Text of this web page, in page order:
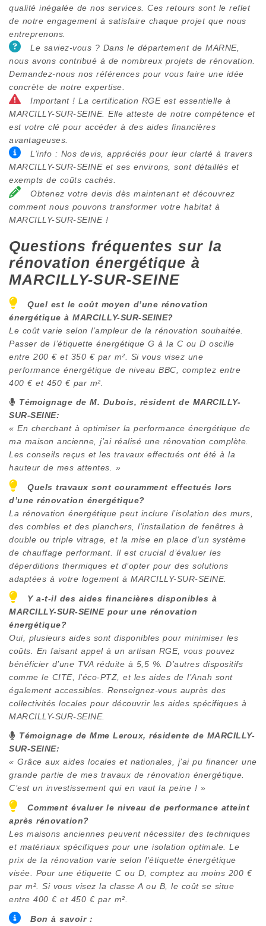
qualité inégalée de nos services. Ces retours sont le reflet
de notre engagement à satisfaire chaque projet que nous
entreprenons.
Le saviez-vous ? Dans le département de MARNE,
nous avons contribué à de nombreux projets de rénovation.
Demandez-nous nos références pour vous faire une idée
concrète de notre expertise.
Important ! La certification RGE est essentielle à
MARCILLY-SUR-SEINE. Elle atteste de notre compétence et
est votre clé pour accéder à des aides financières
avantageuses.
L’info : Nos devis, appréciés pour leur clarté à travers
MARCILLY-SUR-SEINE et ses environs, sont détaillés et
exempts de coûts cachés.
Obtenez votre devis dès maintenant et découvrez
comment nous pouvons transformer votre habitat à
MARCILLY-SUR-SEINE !
Questions fréquentes sur la
rénovation énergétique à
MARCILLY-SUR-SEINE
Quel est le coût moyen d’une rénovation
énergétique à MARCILLY-SUR-SEINE?
Le coût varie selon l’ampleur de la rénovation souhaitée.
Passer de l’étiquette énergétique G à la C ou D oscille
entre 200 € et 350 € par m². Si vous visez une
performance énergétique de niveau BBC, comptez entre
400 € et 450 € par m².
Témoignage de M. Dubois, résident de MARCILLY-
SUR-SEINE:
« En cherchant à optimiser la performance énergétique de
ma maison ancienne, j’ai réalisé une rénovation complète.
Les conseils reçus et les travaux effectués ont été à la
hauteur de mes attentes. »
Quels travaux sont couramment effectués lors
d’une rénovation énergétique?
La rénovation énergétique peut inclure l’isolation des murs,
des combles et des planchers, l’installation de fenêtres à
double ou triple vitrage, et la mise en place d’un système
de chauffage performant. Il est crucial d’évaluer les
déperditions thermiques et d’opter pour des solutions
adaptées à votre logement à MARCILLY-SUR-SEINE.
Y a-t-il des aides financières disponibles à
MARCILLY-SUR-SEINEpour une rénovation
énergétique?
Oui, plusieurs aides sont disponibles pour minimiser les
coûts. En faisant appel à un artisan RGE, vous pouvez
bénéficier d’une TVA réduite à 5,5 %. D’autres dispositifs
comme le CITE, l’éco-PTZ, et les aides de l’Anah sont
également accessibles. Renseignez-vous auprès des
collectivités locales pour découvrir les aides spécifiques à
MARCILLY-SUR-SEINE.
Témoignage de Mme Leroux, résidente de MARCILLY-
SUR-SEINE:
« Grâce aux aides locales et nationales, j’ai pu financer une
grande partie de mes travaux de rénovation énergétique.
C’est un investissement qui en vaut la peine ! »
Comment évaluer le niveau de performance atteint
après rénovation?
Les maisons anciennes peuvent nécessiter des techniques
et matériaux spécifiques pour une isolation optimale. Le
prix de la rénovation varie selon l’étiquette énergétique
visée. Pour une étiquette C ou D, comptez au moins 200 €
par m². Si vous visez la classe A ou B, le coût se situe
entre 400 € et 450 € par m².
Bon à savoir :